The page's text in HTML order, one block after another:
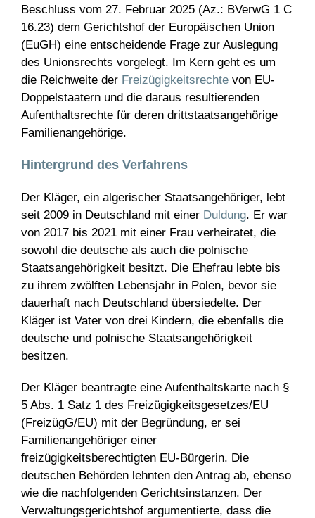
Beschluss vom 27. Februar 2025 (Az.: BVerwG 1 C
16.23) dem Gerichtshof der Europäischen Union
(EuGH) eine entscheidende Frage zur Auslegung
des Unionsrechts vorgelegt. Im Kern geht es um
die Reichweite der Freizügigkeitsrechtevon EU-
Doppelstaatern und die daraus resultierenden
Aufenthaltsrechte für deren drittstaatsangehörige
Familienangehörige.
Hintergrund des Verfahrens
Der Kläger, ein algerischer Staatsangehöriger, lebt
seit 2009 in Deutschland mit einer Duldung. Er war
von 2017 bis 2021 mit einer Frau verheiratet, die
sowohl die deutsche als auch die polnische
Staatsangehörigkeit besitzt. Die Ehefrau lebte bis
zu ihrem zwölften Lebensjahr in Polen, bevor sie
dauerhaft nach Deutschland übersiedelte. Der
Kläger ist Vater von drei Kindern, die ebenfalls die
deutsche und polnische Staatsangehörigkeit
besitzen.
Der Kläger beantragte eine Aufenthaltskarte nach §
5 Abs. 1 Satz 1 des Freizügigkeitsgesetzes/EU
(FreizügG/EU) mit der Begründung, er sei
Familienangehöriger einer
freizügigkeitsberechtigten EU-Bürgerin. Die
deutschen Behörden lehnten den Antrag ab, ebenso
wie die nachfolgenden Gerichtsinstanzen. Der
Verwaltungsgerichtshof argumentierte, dass die